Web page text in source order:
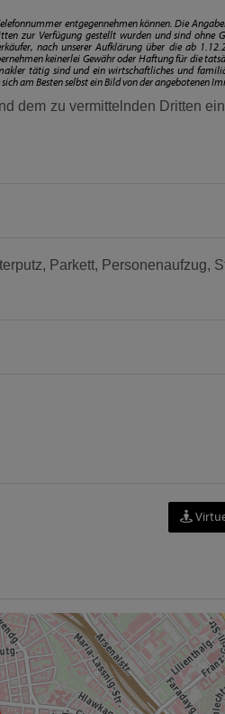
entgegennehmen können. Die
zur Verfügung gestellt wurden und sind ohne
nach unserer Aufklärung über die ab
keinerlei Gewähr oder Haftung für die
tätig sind und ein wirtschaftliches und
am Besten selbst ein Bild von der angebotenen
dem zu vermittelnden Dritten
Parkett Personenaufzug